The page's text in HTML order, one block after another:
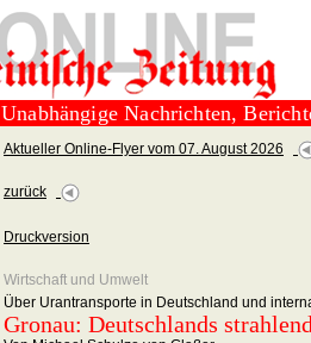
Unabhängige Nachrichten,
Aktueller Online-Flyer vom 07. August 2026
zurück
Druckversion
Wirtschaft und Umwelt
Über Urantransporte in Deutschland und
Gronau: Deutschlands